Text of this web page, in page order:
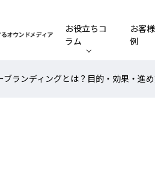
お役立ちコ
ラム
お客
例
ブランディングとは？目的・効果・進